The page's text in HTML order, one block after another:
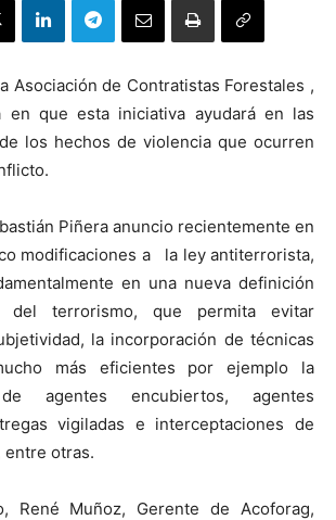
Asociación de Contratistas Forestales ,
en que esta iniciativa ayudará en las
los hechos de violencia que ocurren
Piñera anuncio recientemente en
modificaciones a la ley antiterrorista,
en una nueva definición
terrorismo, que permita evitar
la incorporación de técnicas
más eficientes por ejemplo la
agentes encubiertos, agentes
vigiladas e interceptaciones de
entre otras.
René Muñoz, Gerente de Acoforag,